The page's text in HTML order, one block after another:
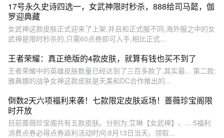
17号永久史诗四选一，女武神限时秒杀，888给司马懿，伽
罗迎典藏
女武神这款皮肤正式迎来了上架,并且和正式服不同,海外服之中的女
武神是限时秒杀的,只需60点券即可入手,相比正式...
王者荣耀：真正绝版的4款皮肤，就算有钱也买不到了
王者荣耀中的英雄皮肤数量已经达到了三百多款了,其实最... 第二款:
雅典娜的战争女神这款皮肤是天美和DC合作推出的...
倒数2天六项福利来袭！七款限定皮肤返场！蔷薇珍宝阁限
时开放
目前蔷薇珍宝阁共有五款皮肤。分别为:艾琳【女武神】、... 5福利
消费点券必得点券返利活动时间:8月13日当天。领取...